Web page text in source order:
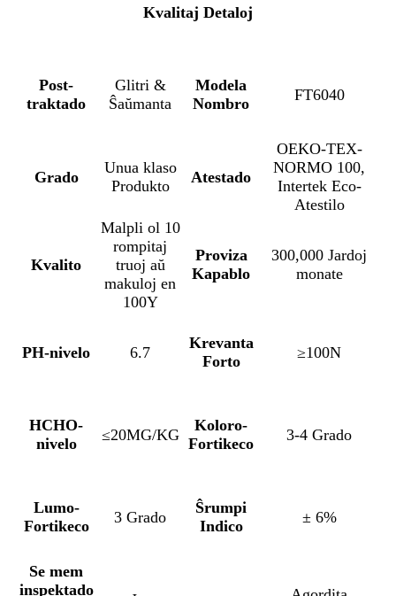
Kvalitaj Detaloj
Post-
traktado
Glitri &
Ŝaŭmanta
Modela
Nombro
FT6040
Grado
Unua klaso
Produkto
Atestado
OEKO-TEX-
NORMO 100,
Intertek Eco-
Atestilo
Kvalito
Malpli ol 10
rompitaj
truoj aŭ
makuloj en
100Y
Proviza
Kapablo
300,000 Jardoj
monate
PH-nivelo 6.7
Krevanta
Forto
≥100N
HCHO-
nivelo
≤20MG/KG
Koloro-
Fortikeco
3-4 Grado
Lumo-
Fortikeco
3 Grado
Ŝrumpi
Indico
± 6%
Se mem
inspektado